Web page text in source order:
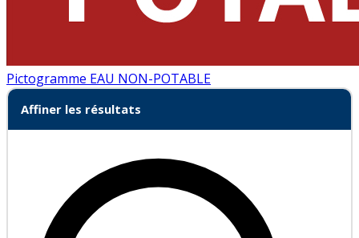
Pictogramme EAU NON-POTABLE
Affiner les résultats